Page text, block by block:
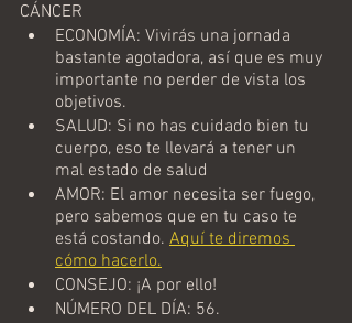
CÁNCER
ECONOMÍA: Vivirás una jornada
bastante agotadora, así que es muy
importante no perder de vista los
objetivos.
SALUD: Si no has cuidado bien tu
cuerpo, eso te llevará a tener un
mal estado de salud
AMOR: El amor necesita ser fuego,
pero sabemos que en tu caso te
está costando. Aquí te diremos
cómo hacerlo.
CONSEJO: ¡A por ello!
NÚMERO DEL DÍA: 56.